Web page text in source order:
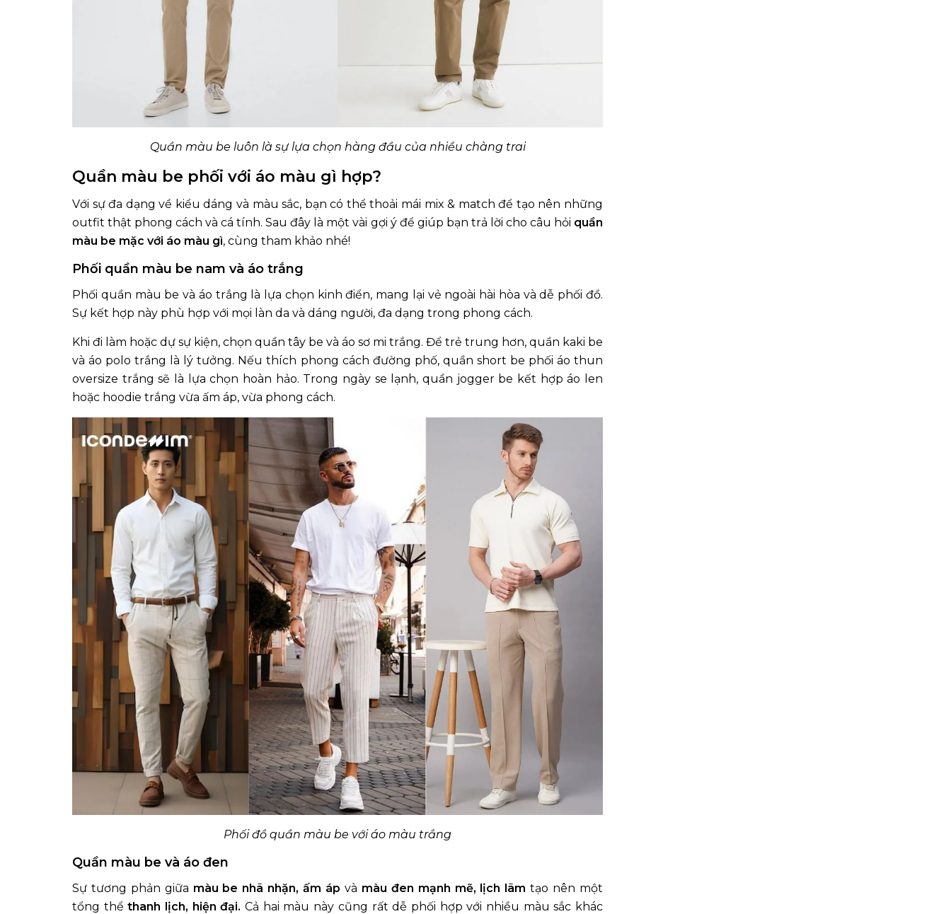
Quần màu be luôn là sự lựa chọn hàng đầu của nhiều chàng trai
Quần màu be phối với áo màu gì hợp?
Với sự đa dạng về kiểu dáng và màu sắc, bạn có thể thoải mái mix & match để tạo nên những
outfit thật phong cách và cá tính. Sau đây là một vài gợi ý để giúp bạn trả lời cho câu hỏi quần
màu be mặc với áo màu gì, cùng tham khảo nhé!
Phối quần màu be nam và áo trắng
Phối quần màu be và áo trắng là lựa chọn kinh điển, mang lại vẻ ngoài hài hòa và dễ phối đồ.
Sự kết hợp này phù hợp với mọi làn da và dáng người, đa dạng trong phong cách.
Khi đi làm hoặc dự sự kiện, chọn quần tây be và áo sơ mi trắng. Để trẻ trung hơn, quần kaki be
và áo polo trắng là lý tưởng. Nếu thích phong cách đường phố, quần short be phối áo thun
oversize trắng sẽ là lựa chọn hoàn hảo. Trong ngày se lạnh, quần jogger be kết hợp áo len
hoặc hoodie trắng vừa ấm áp, vừa phong cách.
Phối đồ quần màu be với áo màu trắng
Quần màu be và áo đen
Sự tương phản giữa màu be nhã nhặn, ấm áp và màu đen mạnh mẽ, lịch lãm tạo nên một
tổng thểthanh lịch, hiện đại. Cả hai màu này cũng rất dễ phối hợp với nhiều màu sắc khác